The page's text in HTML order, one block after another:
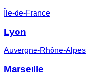
Île-de-France
Lyon
Auvergne-Rhône-Alpes
Marseille